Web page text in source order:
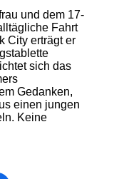
und dem 17-
Fahrt
City erträgt er
sich das
Gedanken,
einen jungen
Keine